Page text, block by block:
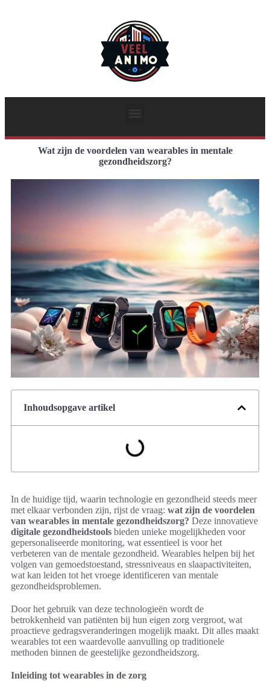
Wat zijn de voordelen van wearables in mentale
gezondheidszorg?
Inhoudsopgave artikel
In de huidige tijd, waarin technologie en gezondheid steeds meer
met elkaar verbonden zijn, rijst de vraag: wat zijn de voordelen
van wearables in mentale gezondheidszorg? Deze innovatieve
digitale gezondheidstools bieden unieke mogelijkheden voor
gepersonaliseerde monitoring, wat essentieel is voor het
verbeteren van de mentale gezondheid. Wearables helpen bij het
volgen van gemoedstoestand, stressniveaus en slaapactiviteiten,
wat kan leiden tot het vroege identificeren van mentale
gezondheidsproblemen.
Door het gebruik van deze technologieën wordt de
betrokkenheid van patiënten bij hun eigen zorg vergroot, wat
proactieve gedragsveranderingen mogelijk maakt. Dit alles maakt
wearables tot een waardevolle aanvulling op traditionele
methoden binnen de geestelijke gezondheidszorg.
Inleiding tot wearables in de zorg